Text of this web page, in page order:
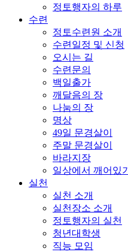
정토행자의 하루
수련
정토수련원 소개
수련일정 및 신청
오시는 길
수련문의
백일출가
깨달음의 장
나눔의 장
명상
49일 문경살이
주말 문경살이
바라지장
일상에서 깨어있기
실천
실천 소개
실천장소 소개
정토행자의 실천
청년대학생
직능 모임